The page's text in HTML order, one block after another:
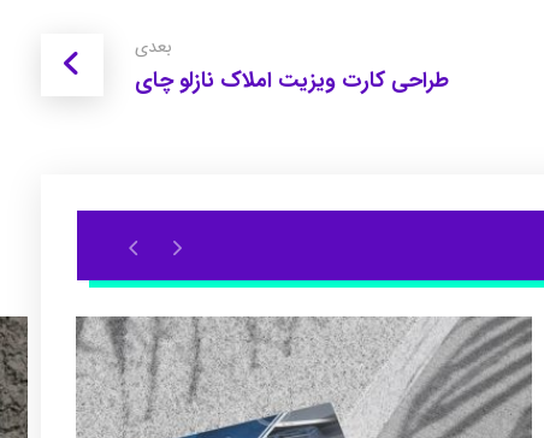
بعدی
طراحی کارت ویزیت املاک نازلو چای